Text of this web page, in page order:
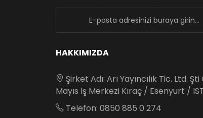
HAKKIMIZDA
Şirket Adı: Arı Yayıncılık Tic. Ltd.
Mayıs İş Merkezi Kıraç / Esenyurt /
Telefon: 0850 885 0 274